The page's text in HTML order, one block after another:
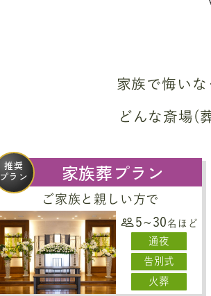
家族で悔い
どんな斎場(
推奨
プラン
家族葬プラン
ご家族と親しい方で
5~30 名ほど
通夜
告別式
火葬